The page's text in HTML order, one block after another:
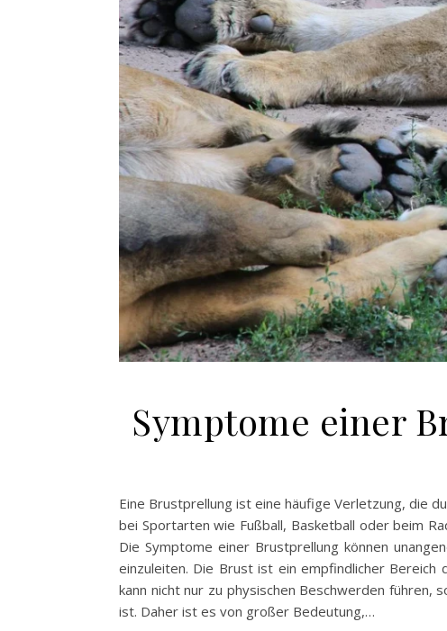
Symptome einer
Eine Brustprellung ist eine häufige Verletzung, die
bei Sportarten wie Fußball, Basketball oder beim
Die Symptome einer Brustprellung können
einzuleiten. Die Brust ist ein empfindlicher
kann nicht nur zu physischen Beschwerden führen,
ist. Daher ist es von großer Bedeutung,…